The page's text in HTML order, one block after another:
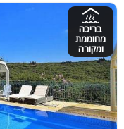
בריכה
מחוממת
ומקורה